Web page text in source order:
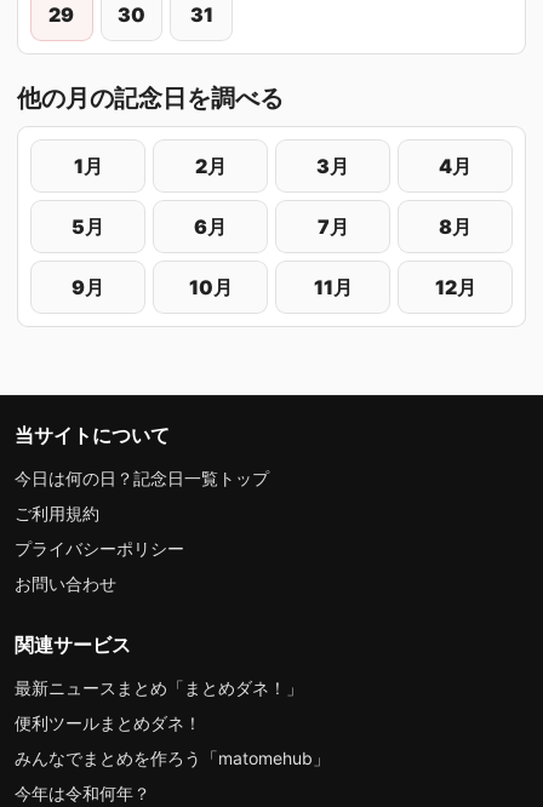
29 30 31
他の月の記念日を調べる
1月 2月 3月 4月
5月 6月 7月 8月
9月 10月 11月 12月
当サイトについて
今日は何の日？記念日一覧トップ
ご利用規約
プライバシーポリシー
お問い合わせ
関連サービス
最新ニュースまとめ「まとめダネ！」
便利ツールまとめダネ！
みんなでまとめを作ろう「matomehub」
今年は令和何年？